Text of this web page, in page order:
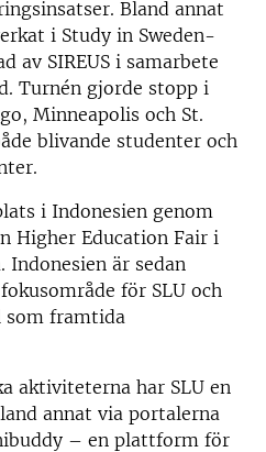
Bland annat
i Study in Sweden-
av SIREUS i samarbete
Turnén gjorde stopp i
Minneapolis och St.
blivande studenter och
i Indonesien genom
Higher Education Fair i
Indonesien är sedan
för SLU och
som framtida
aktiviteterna har SLU en
annat via portalerna
– en plattform för